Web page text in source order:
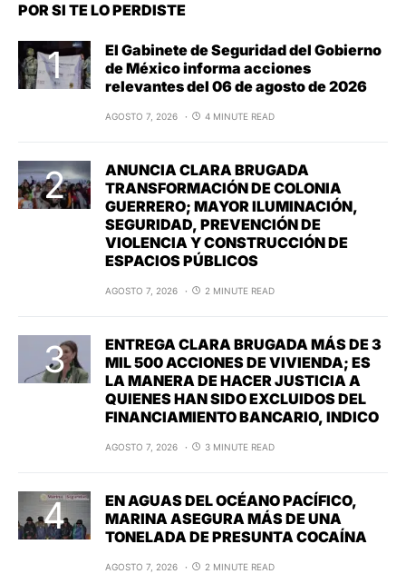
POR SI TE LO PERDISTE
El Gabinete de Seguridad del Gobierno
de México informa acciones
relevantes del 06 de agosto de 2026
AGOSTO 7, 2026 4 MINUTE READ
ANUNCIA CLARA BRUGADA
TRANSFORMACIÓN DE COLONIA
GUERRERO; MAYOR ILUMINACIÓN,
SEGURIDAD, PREVENCIÓN DE
VIOLENCIA Y CONSTRUCCIÓN DE
ESPACIOS PÚBLICOS
AGOSTO 7, 2026 2 MINUTE READ
ENTREGA CLARA BRUGADA MÁS DE 3
MIL 500 ACCIONES DE VIVIENDA; ES
LA MANERA DE HACER JUSTICIA A
QUIENES HAN SIDO EXCLUIDOS DEL
FINANCIAMIENTO BANCARIO, INDICO
AGOSTO 7, 2026 3 MINUTE READ
EN AGUAS DEL OCÉANO PACÍFICO,
MARINA ASEGURA MÁS DE UNA
TONELADA DE PRESUNTA COCAÍNA
AGOSTO 7, 2026 2 MINUTE READ